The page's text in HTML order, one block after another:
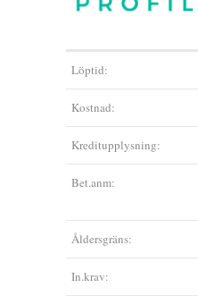
Löptid:
Kostnad:
Kreditupplysning:
Bet.anm:
Åldersgräns:
In.krav: